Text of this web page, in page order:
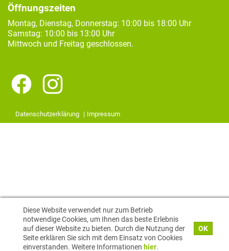
Öffnungszeiten
Montag, Dienstag, Donnerstag: 10:00 bis 18:00 Uhr
Samstag: 10:00 bis 13:00 Uhr
Mittwoch und Freitag geschlossen.
Datenschutzerklärung Impressum
Diese Website verwendet nur zum Betrieb
notwendige Cookies, um Ihnen das beste Erlebnis
auf dieser Website zu bieten. Durch die Nutzung der
Seite erklären Sie sich mit dem Einsatz von Cookies
einverstanden. Weitere Informationen hier.
OK